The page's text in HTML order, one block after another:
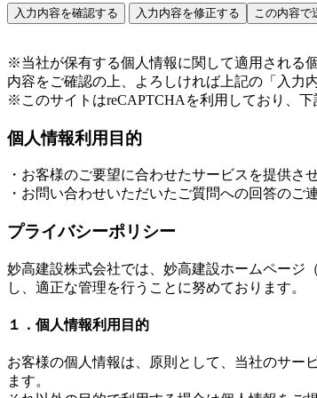
※当社が保有する個人情報に関して適用される
内容をご確認の上、よろしければ上記の「入力
※このサイトはreCAPTCHAを利用しており、下
個人情報利用目的
・お客様のご要望に合わせたサービスを提供さ
・お問い合わせいただいたご質問への回答の
プライバシーポリシー
妙高建設株式会社では、妙高建設ホームページ
し、適正な管理を行うことに努めております。
１．個人情報利用目的
お客様の個人情報は、原則として、当社のサー
ます。